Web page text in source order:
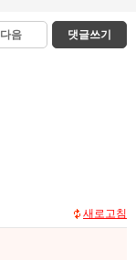
다음 댓글쓰기
새로고침